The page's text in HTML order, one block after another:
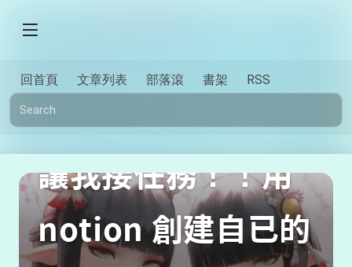
回首頁 文章列表 部落滾 書架 RSS
讓我接任務！！用
notion 創建自已的